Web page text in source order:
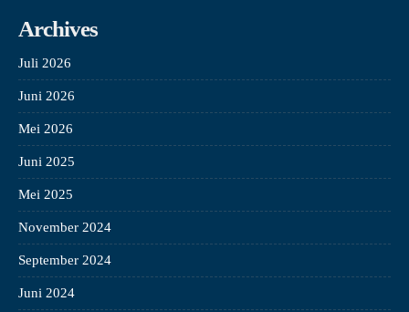
Archives
Juli 2026
Juni 2026
Mei 2026
Juni 2025
Mei 2025
November 2024
September 2024
Juni 2024